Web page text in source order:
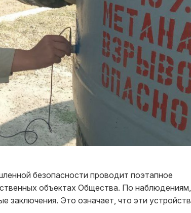
безопасности проводит поэтапное
объектах Общества. По наблюдениям,
заключения. Это означает, что эти